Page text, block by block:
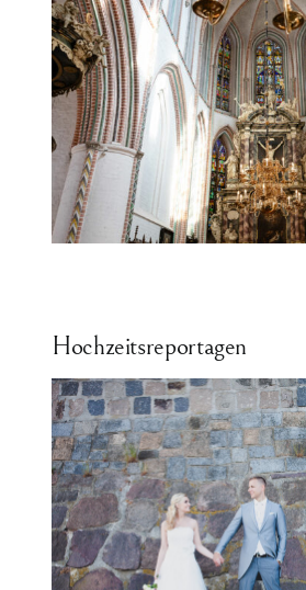
Hochzeitsreportagen